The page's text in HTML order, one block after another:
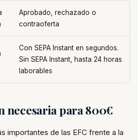
Aprobado, rechazado o
contraoferta
Con SEPA Instant en segundos.
Sin SEPA Instant, hasta 24 horas
laborables
necesaria para 800€
importantes de las EFC frente a la